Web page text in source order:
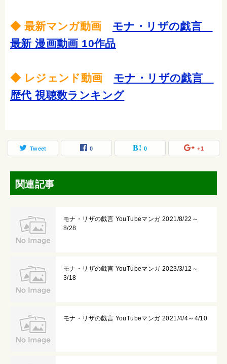
◆ 最新マンガ動画 モナ・リザの戯言
最新 漫画動画 10作品
◆ レジェンド動画 モナ・リザの戯言
歴代 視聴数ランキング
Tweet 0 0 +1
関連記事
モナ・リザの戯言 YouTubeマンガ 2021/8/22～
8/28
モナ・リザの戯言 YouTubeマンガ 2023/3/12～
3/18
モナ・リザの戯言 YouTubeマンガ 2021/4/4～4/10